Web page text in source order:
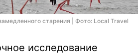
старения | Фото: Local Travel
исследование